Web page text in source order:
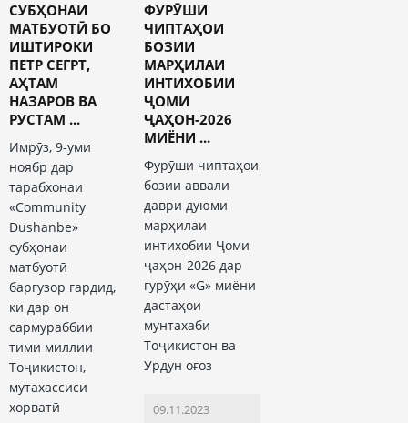
СУБҲОНАИ
МАТБУОТӢ БО
ИШТИРОКИ
ПЕТР СЕГРТ,
АҲТАМ
НАЗАРОВ ВА
РУСТАМ ...
Имрӯз, 9-уми
ноябр дар
тарабхонаи
«Community
Dushanbe»
субҳонаи
матбуотӣ
баргузор гардид,
ки дар он
сармураббии
тими миллии
Тоҷикистон,
мутахассиси
хорватӣ
ФУРӮШИ
ЧИПТАҲОИ
БОЗИИ
МАРҲИЛАИ
ИНТИХОБИИ
ҶОМИ
ҶАҲОН-2026
МИЁНИ ...
Фурӯши чиптаҳои
бозии аввали
даври дуюми
марҳилаи
интихобии Ҷоми
ҷаҳон-2026 дар
гурӯҳи «G» миёни
дастаҳои
мунтахаби
Тоҷикистон ва
Урдун оғоз
09.11.2023